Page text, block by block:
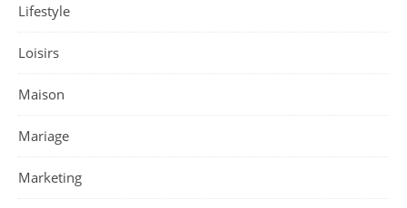
Lifestyle
Loisirs
Maison
Mariage
Marketing